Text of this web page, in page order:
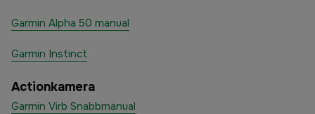
Garmin Alpha 50 manual
Garmin Instinct
Actionkamera
Garmin Virb Snabbmanual